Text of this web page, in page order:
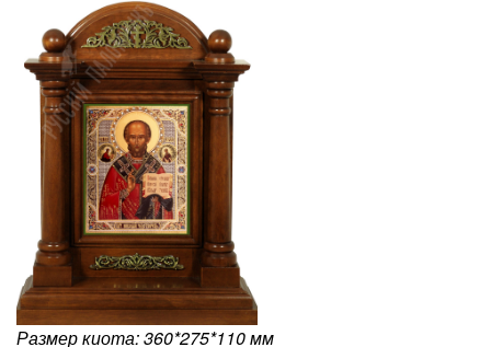
Размер киота: 360*275*110 мм